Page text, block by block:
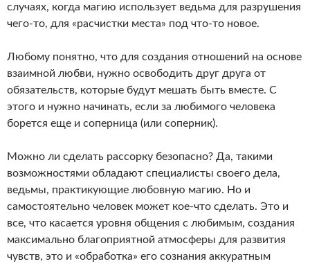
случаях, когда магию использует ведьма для разрушения
чего-то, для «расчистки места» под что-то новое.
Любому понятно, что для создания отношений на основе
взаимной любви, нужно освободить друг друга от
обязательств, которые будут мешать быть вместе. С
этого и нужно начинать, если за любимого человека
борется еще и соперница (или соперник).
Можно ли сделать рассорку безопасно? Да, такими
возможностями обладают специалисты своего дела,
ведьмы, практикующие любовную магию. Но и
самостоятельно человек может кое-что сделать. Это и
все, что касается уровня общения с любимым, создания
максимально благоприятной атмосферы для развития
чувств, это и «обработка» его сознания аккуратным